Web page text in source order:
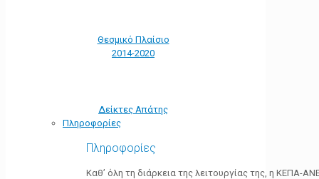
Θεσμικό Πλαίσιο
2014-2020
Δείκτες Απάτης
Πληροφορίες
Πληροφορίες
Καθ’ όλη τη διάρκεια της λειτουργίας της, η ΚΕΠΑ-